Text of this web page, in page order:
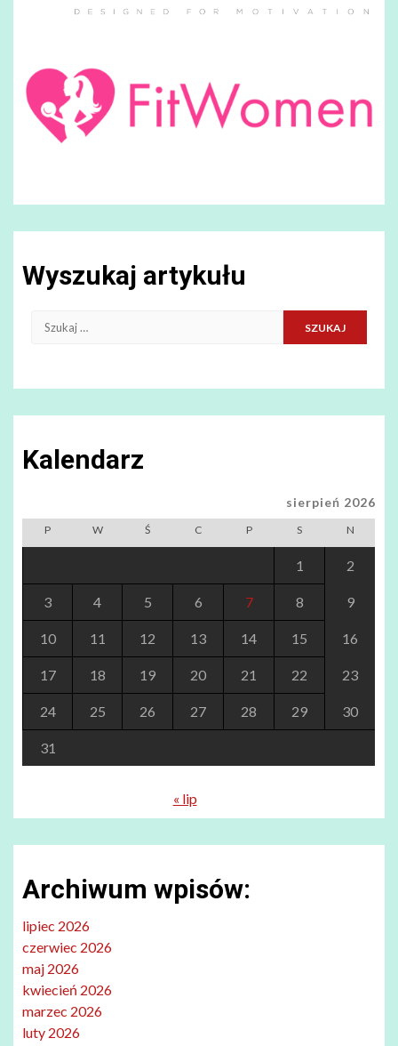
Wyszukaj artykułu
Szukaj:
Kalendarz
sierpień 2026
P W Ś C P S N
1 2
3 4 5 6 7 8 9
10 11 12 13 14 15 16
17 18 19 20 21 22 23
24 25 26 27 28 29 30
31
« lip
Archiwum wpisów:
lipiec 2026
czerwiec 2026
maj 2026
kwiecień 2026
marzec 2026
luty 2026